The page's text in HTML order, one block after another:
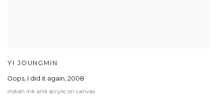
YI JOUNGMIN
Oops, I did it again, 2008
indian ink and acrylic on canvas